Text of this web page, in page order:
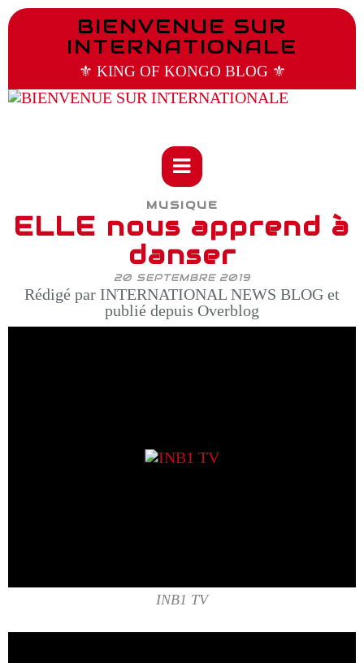
BIENVENUE SUR
INTERNATIONALE
⚜️ KING OF KONGO BLOG ⚜️
MUSIQUE
ELLE nous apprend à
danser
20 SEPTEMBRE 2019
Rédigé par INTERNATIONAL NEWS BLOG et
publié depuis Overblog
INB1 TV